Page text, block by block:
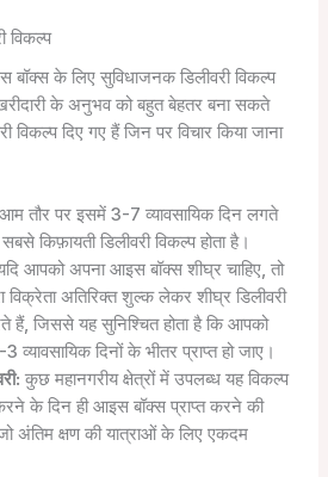
विकल्प
के लिए सुविधाजनक डिलीवरी विकल्प
के अनुभव को बहुत बेहतर बना सकते
विकल्प दिए गए हैं जिन पर विचार किया जाना
आम तौर पर इसमें 3-7 व्यावसायिक दिन लगते
किफ़ायती डिलीवरी विकल्प होता है।
आपको अपना आइस बॉक्स शीघ्र चाहिए, तो
अतिरिक्त शुल्क लेकर शीघ्र डिलीवरी
जिससे यह सुनिश्चित होता है कि आपको
व्यावसायिक दिनों के भीतर प्राप्त हो जाए।
कुछ महानगरीय क्षेत्रों में उपलब्ध यह विकल्प
के दिन ही आइस बॉक्स प्राप्त करने की
अंतिम क्षण की यात्राओं के लिए एकदम